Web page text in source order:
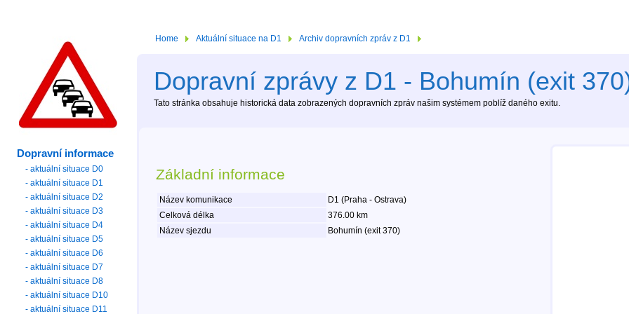
Home Aktuální situace na D1 Archiv dopravních zpráv z D1
Dopravní zprávy z D1 - Bohumín (exit
Tato stránka obsahuje historická data zobrazených dopravních zpráv našim systémem poblíž daného exitu.
Základní informace
Název komunikace
D1 (Praha - Ostrava)
Celková délka
376.00 km
Název sjezdu
Bohumín (exit 370)
Dopravní informace
- aktuální situace D0
- aktuální situace D1
- aktuální situace D2
- aktuální situace D3
- aktuální situace D4
- aktuální situace D5
- aktuální situace D6
- aktuální situace D7
- aktuální situace D8
- aktuální situace D10
- aktuální situace D11